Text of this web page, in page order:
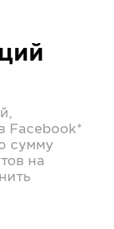
Facebook*
сумму
на